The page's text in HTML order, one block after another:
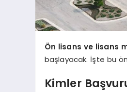
Ön lisans ve lisans
başlayacak. İşte bu
Kimler